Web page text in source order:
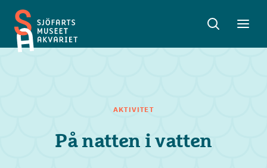
Sjöfartsmuseet
Akvariet
Toggle
AKTIVITET
På natten i vatten